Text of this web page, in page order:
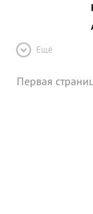
Ещё
Первая